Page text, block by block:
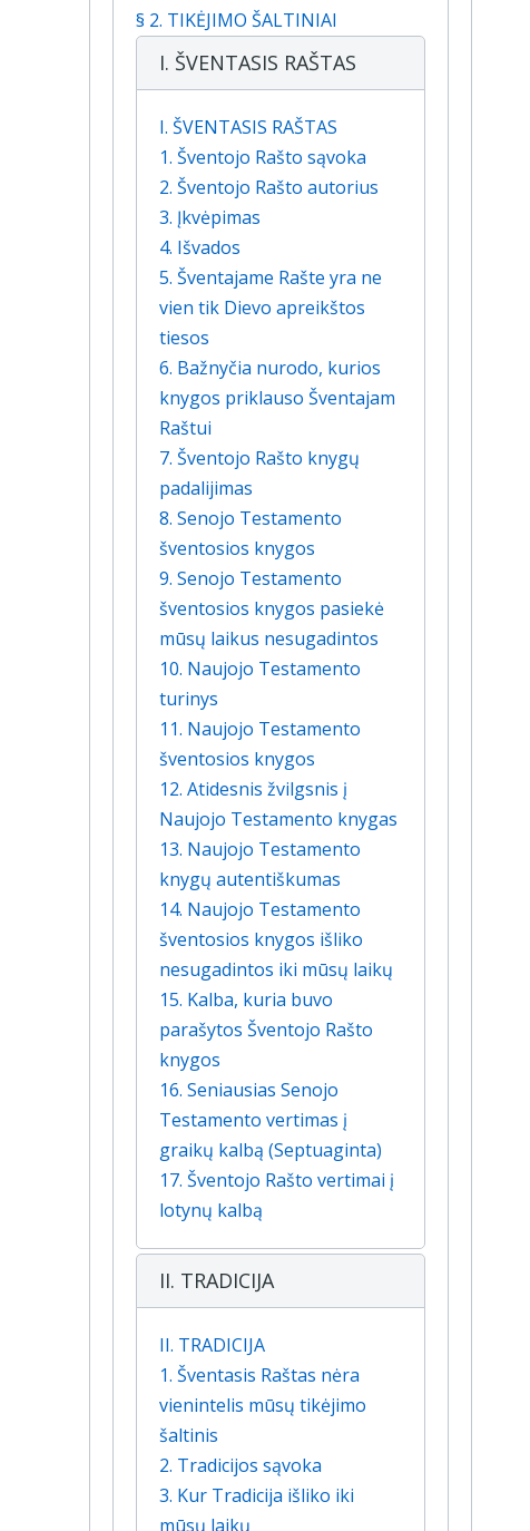
§ 2. TIKĖJIMO ŠALTINIAI
I. ŠVENTASIS RAŠTAS
I. ŠVENTASIS RAŠTAS
1. Šventojo Rašto sąvoka
2. Šventojo Rašto autorius
3. Įkvėpimas
4. Išvados
5. Šventajame Rašte yra ne
vien tik Dievo apreikštos
tiesos
6. Bažnyčia nurodo, kurios
knygos priklauso Šventajam
Raštui
7. Šventojo Rašto knygų
padalijimas
8. Senojo Testamento
šventosios knygos
9. Senojo Testamento
šventosios knygos pasiekė
mūsų laikus nesugadintos
10. Naujojo Testamento
turinys
11. Naujojo Testamento
šventosios knygos
12. Atidesnis žvilgsnis į
Naujojo Testamento knygas
13. Naujojo Testamento
knygų autentiškumas
14. Naujojo Testamento
šventosios knygos išliko
nesugadintos iki mūsų laikų
15. Kalba, kuria buvo
parašytos Šventojo Rašto
knygos
16. Seniausias Senojo
Testamento vertimas į
graikų kalbą (Septuaginta)
17. Šventojo Rašto vertimai į
lotynų kalbą
II. TRADICIJA
II. TRADICIJA
1. Šventasis Raštas nėra
vienintelis mūsų tikėjimo
šaltinis
2. Tradicijos sąvoka
3. Kur Tradicija išliko iki
mūsų laikų